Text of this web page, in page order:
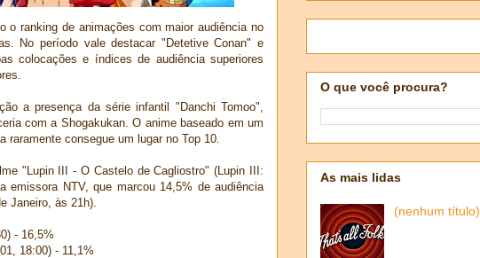
o ranking de animações com maior audiência no
No período vale destacar "Detetive Conan" e
colocações e índices de audiência superiores
a presença da série infantil "Danchi Tomoo",
com a Shogakukan. O anime baseado em um
raramente consegue um lugar no Top 10.
"Lupin III - O Castelo de Cagliostro" (Lupin III:
emissora NTV, que marcou 14,5% de audiência
Janeiro, às 21h).
- 16,5%
18:00) - 11,1%
O que você procura?
As mais lidas
(nenhum título)